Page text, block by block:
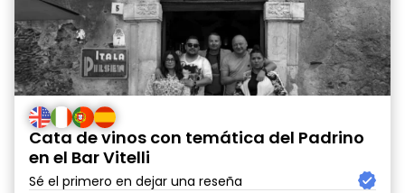
Cata de vinos con temática del Padrino
en el Bar Vitelli
Sé el primero en dejar una reseña